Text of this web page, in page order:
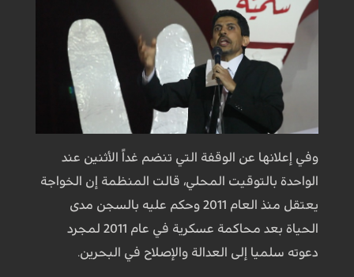
وفي إعلانها عن الوقفة التي تنضم غداً الأثنين عند
الواحدة بالتوقيت المحلي، قالت المنظمة إن الخواجة
يعتقل منذ العام 2011 وحكم عليه بالسجن مدى
الحياة بعد محاكمة عسكرية في عام 2011 لمجرد
دعوته سلميا إلى العدالة والإصلاح في البحرين.